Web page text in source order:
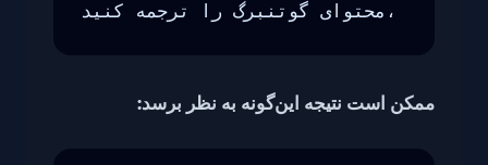
محتوای گوتنبرگ را ترجمه کنید،
ممکن است نتیجه این‌گونه به نظر برسد: